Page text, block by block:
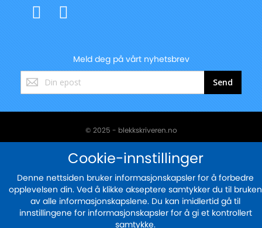
Meld deg på vårt nyhetsbrev
Registrer
deg
vårt
Send
© 2025 - blekkskriveren.no
Cookie-innstillinger
Denne nettsiden bruker informasjonskapsler for å forbedre
opplevelsen din. Ved å klikke akseptere samtykker du til bruken
av alle informasjonskapslene. Du kan imidlertid gå til
innstillingene for informasjonskapsler for å gi et kontrollert
samtykke.